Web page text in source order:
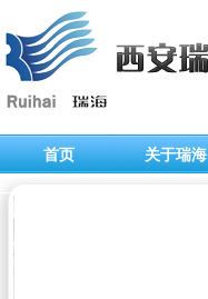
首页 关于瑞海